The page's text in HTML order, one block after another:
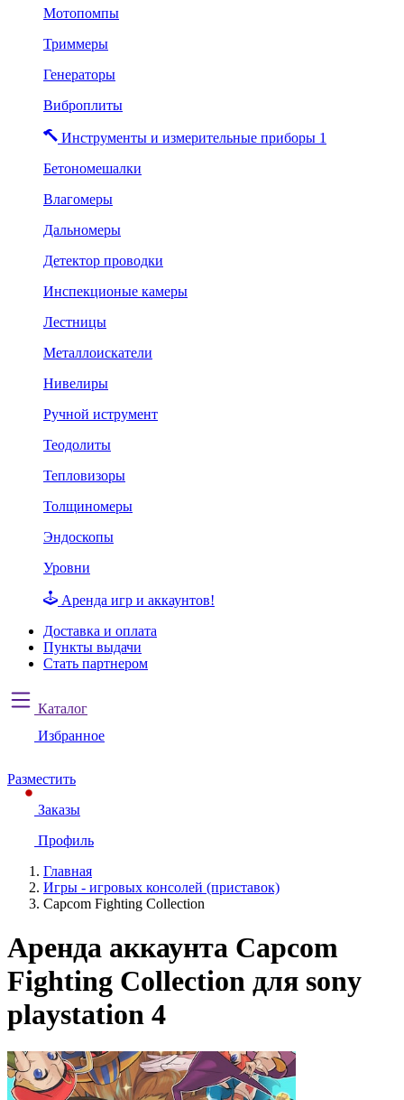
Мотопомпы
Триммеры
Генераторы
Виброплиты
Инструменты и измерительные приборы 1
Бетономешалки
Влагомеры
Дальномеры
Детектор проводки
Инспекционые камеры
Лестницы
Металлоискатели
Нивелиры
Ручной иструмент
Теодолиты
Тепловизоры
Толщиномеры
Эндоскопы
Уровни
Аренда игр и аккаунтов!
Доставка и оплата
Пункты выдачи
Стать партнером
Каталог
Избранное
Разместить
Заказы
Профиль
Главная
Игры - игровых консолей (приставок)
Capcom Fighting Collection
Аренда аккаунта Capcom
Fighting Collection для sony
playstation 4